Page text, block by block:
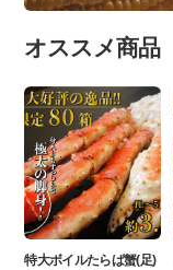
オススメ商品
特大ボイルたらば蟹(足)